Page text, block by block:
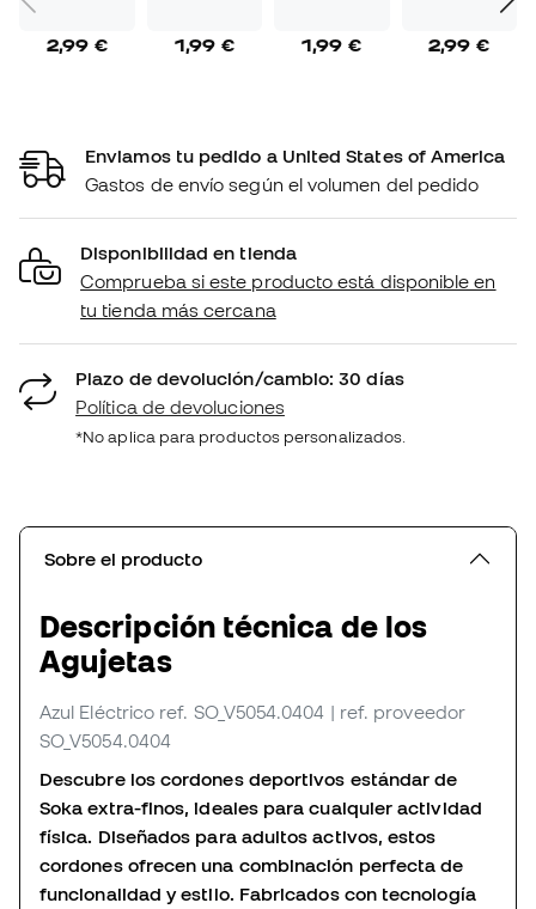
2,99 € 1,99 € 1,99 € 2,99 €
Enviamos tu pedido a United States of America
Gastos de envío según el volumen del pedido
Disponibilidad en tienda
Comprueba si este producto está disponible en
tu tienda más cercana
Plazo de devolución/cambio: 30 días
Política de devoluciones
*No aplica para productos personalizados.
Sobre el producto
Descripción técnica de los
Agujetas
Azul Eléctrico ref. SO_V5054.0404 | ref. proveedor
SO_V5054.0404
Descubre los cordones deportivos estándar de
Soka extra-finos, ideales para cualquier actividad
física. Diseñados para adultos activos, estos
cordones ofrecen una combinación perfecta de
funcionalidad y estilo. Fabricados con tecnología